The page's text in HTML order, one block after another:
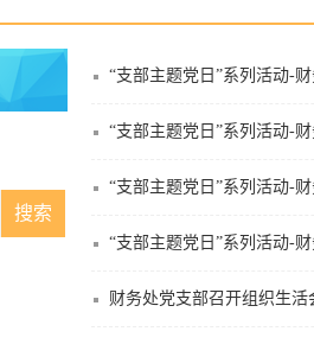
“支部主题党日”系列活动-
“支部主题党日”系列活动-
“支部主题党日”系列活动-
“支部主题党日”系列活动-
财务处党支部召开组织生活